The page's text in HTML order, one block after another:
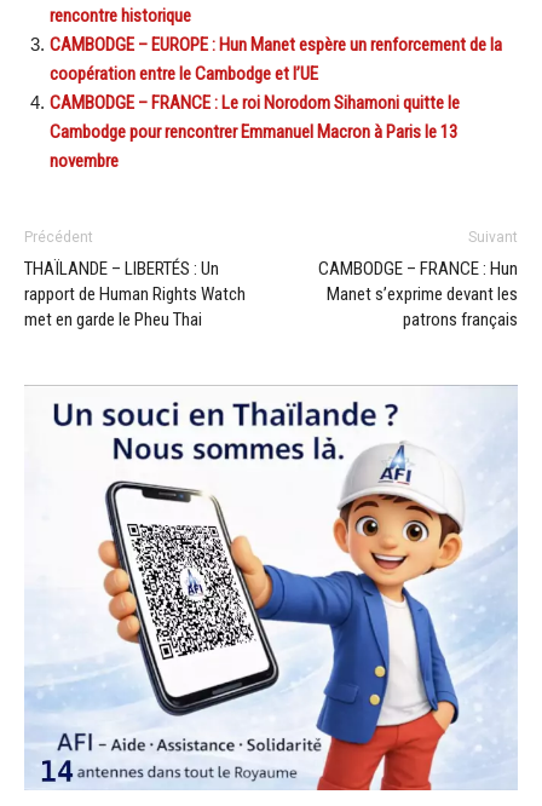
rencontre historique
CAMBODGE – EUROPE : Hun Manet espère un renforcement de la
coopération entre le Cambodge et l’UE
CAMBODGE – FRANCE : Le roi Norodom Sihamoni quitte le
Cambodge pour rencontrer Emmanuel Macron à Paris le 13
novembre
Précédent
THAÏLANDE – LIBERTÉS : Un
rapport de Human Rights Watch
met en garde le Pheu Thai
Suivant
CAMBODGE – FRANCE : Hun
Manet s’exprime devant les
patrons français